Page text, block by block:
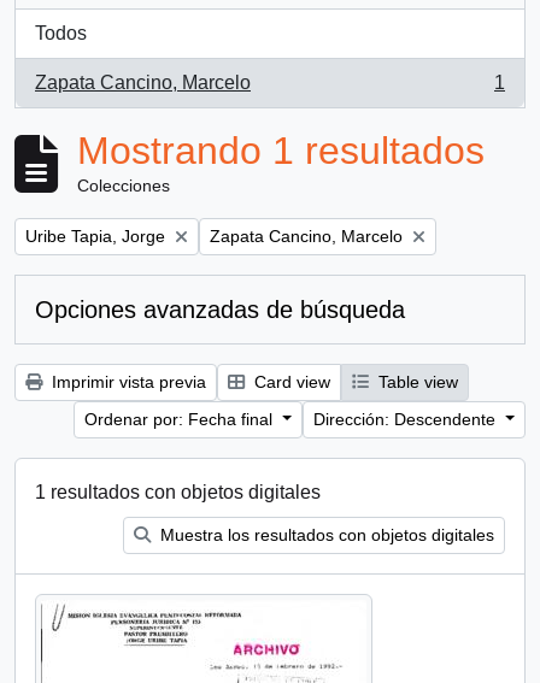
Todos
Zapata Cancino, Marcelo
, 1 resultados
1
Mostrando 1 resultados
Colecciones
Remove filter:
Uribe Tapia, Jorge Remove filter:
Zapata Cancino, Marcelo
Opciones avanzadas de búsqueda
Imprimir vista previa Card view
Table view
Ordenar por: Fecha final
Dirección: Descendente
1 resultados con objetos digitales
Muestra los resultados con objetos digitales